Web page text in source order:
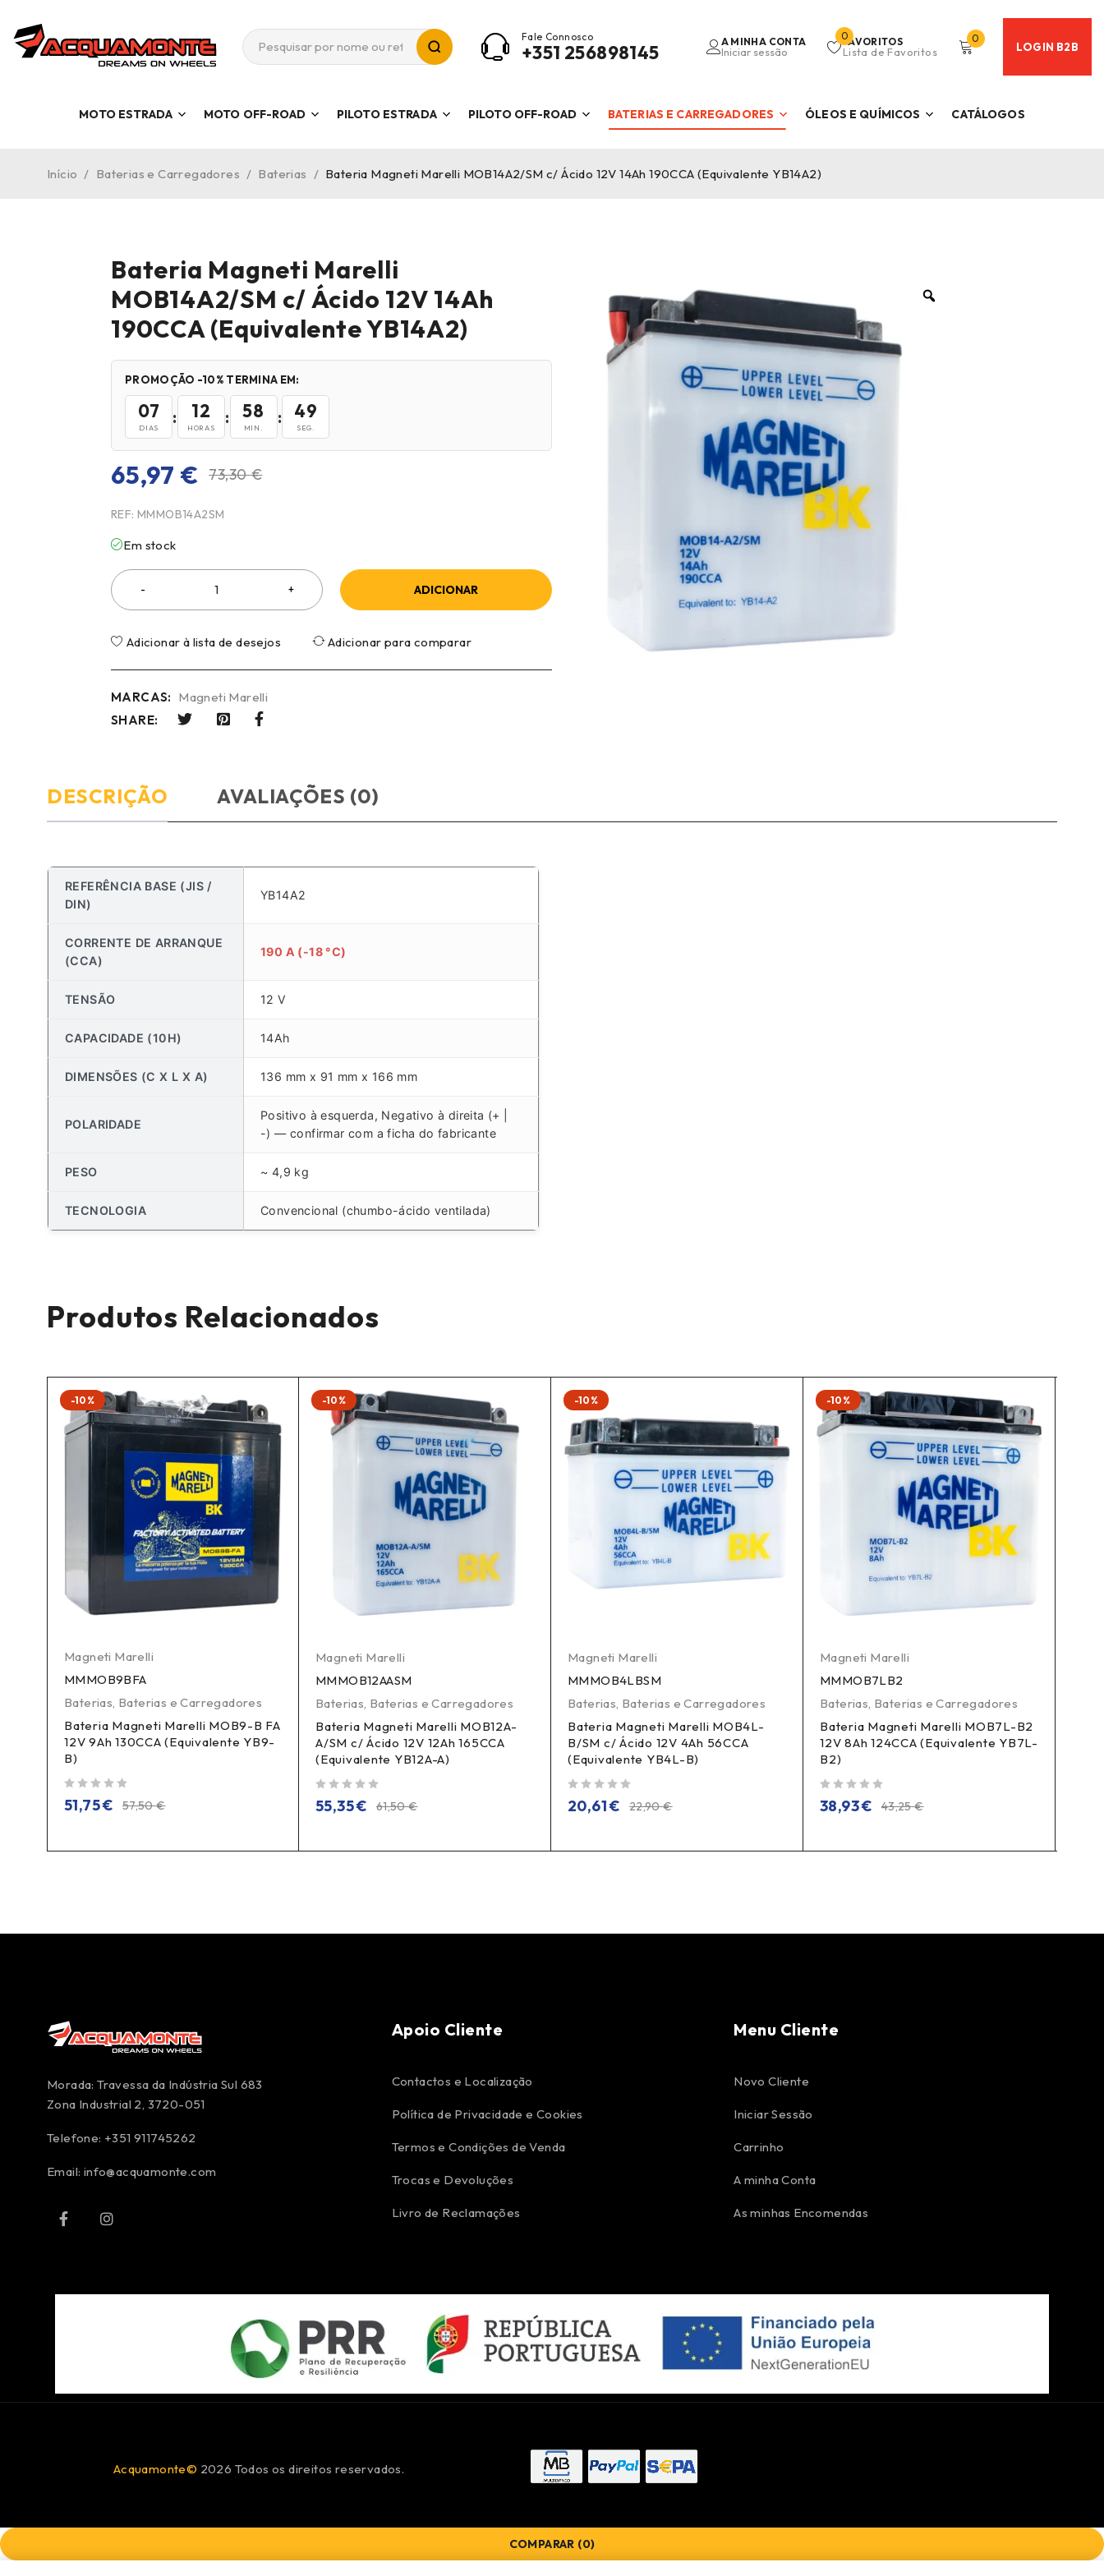
Fale Connosco
+351 256898145 A MINHA CONTA
Iniciar sessão
0
FAVORITOS
Lista de Favoritos
0
LOGIN B2B
MOTO ESTRADA MOTO OFF-ROAD PILOTO ESTRADA PILOTO OFF-ROAD BATERIAS E CARREGADORES ÓLEOS E QUÍMICOS CATÁLOGOS
Início / Baterias e Carregadores / Baterias / Bateria Magneti Marelli MOB14A2/SM c/ Ácido 12V 14Ah 190CCA (Equivalente YB14A2)
Bateria Magneti Marelli
MOB14A2/SM c/ Ácido 12V 14Ah
190CCA (Equivalente YB14A2)
PROMOÇÃO -10% TERMINA EM:
07
DIAS
: 12
HORAS
: 58
MIN.
: 47
SEG.
73,30€
65,97 €
REF: MMMOB14A2SM
Em stock
ADICIONAR
Adicionar à lista de desejos Adicionar para comparar
MARCAS: Magneti Marelli
SHARE:
DESCRIÇÃO AVALIAÇÕES (0)
REFERÊNCIA BASE (JIS /
DIN)
YB14A2
CORRENTE DE ARRANQUE
(CCA)
190 A (-18 °C)
TENSÃO 12 V
CAPACIDADE (10H) 14Ah
DIMENSÕES (C X L X A) 136 mm x 91 mm x 166 mm
POLARIDADE
Positivo à esquerda, Negativo à direita (+ |
-) — confirmar com a ficha do fabricante
PESO ~ 4,9 kg
TECNOLOGIA Convencional (chumbo-ácido ventilada)
Produtos Relacionados
-10%
Magneti Marelli
MMMOB9BFA
Baterias, Baterias e Carregadores
Bateria Magneti Marelli MOB9-B FA
12V 9Ah 130CCA (Equivalente YB9-
B)
57,50€
51,75€
-10%
Magneti Marelli
MMMOB12AASM
Baterias, Baterias e Carregadores
Bateria Magneti Marelli MOB12A-
A/SM c/ Ácido 12V 12Ah 165CCA
(Equivalente YB12A-A)
61,50€
55,35€
-10%
Magneti Marelli
MMMOB4LBSM
Baterias, Baterias e Carregadores
Bateria Magneti Marelli MOB4L-
B/SM c/ Ácido 12V 4Ah 56CCA
(Equivalente YB4L-B)
22,90€
20,61€
-10%
Magneti Marelli
MMMOB7LB2
Baterias, Baterias e Carregadores
Bateria Magneti Marelli MOB7L-B2
12V 8Ah 124CCA (Equivalente YB7L-
B2)
43,25€
38,93€
Morada: Travessa da Indústria Sul 683
Zona Industrial 2, 3720-051
Telefone: +351 911745262
Email: info@acquamonte.com
Apoio Cliente
Contactos e Localização
Política de Privacidade e Cookies
Termos e Condições de Venda
Trocas e Devoluções
Livro de Reclamações
Menu Cliente
Novo Cliente
Iniciar Sessão
Carrinho
A minha Conta
As minhas Encomendas
Acquamonte© 2026 Todos os direitos reservados.
COMPARAR (0)